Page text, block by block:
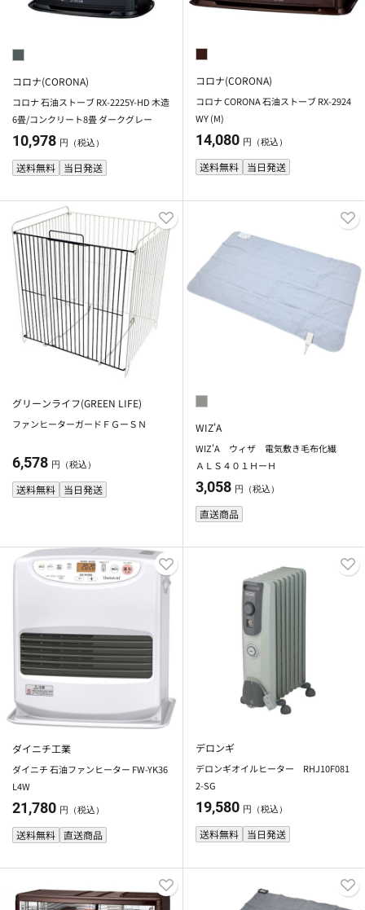
コロナ(CORONA)
コロナ 石油ストーブ RX-2225Y-HD 木造
6畳/コンクリート8畳 ダークグレー
10,978 円（税込）
送料無料 当日発送
コロナ(CORONA)
コロナ CORONA 石油ストーブ RX-2924
WY (M)
14,080 円（税込）
送料無料 当日発送
グリーンライフ(GREEN LIFE)
ファンヒーターガードＦＧーＳＮ
6,578 円（税込）
送料無料 当日発送
WIZ'A
WIZ'A ウィザ 電気敷き毛布化繊
ＡＬＳ４０１ＨーＨ
3,058 円（税込）
直送商品
ダイニチ工業
ダイニチ 石油ファンヒーター FW-YK36
L4W
21,780 円（税込）
送料無料 直送商品
デロンギ
デロンギオイルヒーター RHJ10F081
2-SG
19,580 円（税込）
送料無料 当日発送